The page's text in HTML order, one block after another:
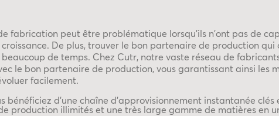
fabrication peut être problématique lorsqu'ils n'ont pas de
De plus, trouver le bon partenaire de production qui
de temps. Chez Cutr, notre vaste réseau de
le bon partenaire de production, vous garantissant ainsi les
facilement.
bénéficiez d'une chaîne d'approvisionnement instantanée clés
production illimités et une très large gamme de matières en